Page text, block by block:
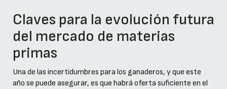
Claves para la evolución futura
del mercado de materias
primas
Una de las incertidumbres para los ganaderos, y que este
año se puede asegurar, es que habrá oferta suficiente en el